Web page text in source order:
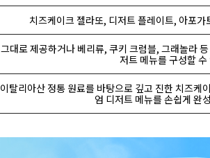
치즈케이크 젤라또, 디저트 플레이트, 아포
그대로 제공하거나 베리류, 쿠키 크럼블, 그래놀라
저트 메뉴를 구성할 수
이탈리아산 정통 원료를 바탕으로 깊고 진한 치즈케
엄 디저트 메뉴를 손쉽게 완